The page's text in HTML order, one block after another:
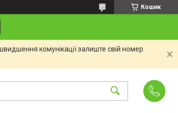
Кошик
комунікації залиште свій номер